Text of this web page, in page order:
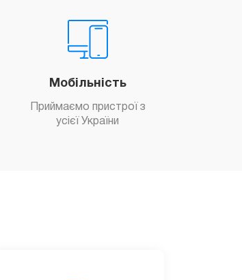
Мобільність
Приймаємо пристрої з
усієї України